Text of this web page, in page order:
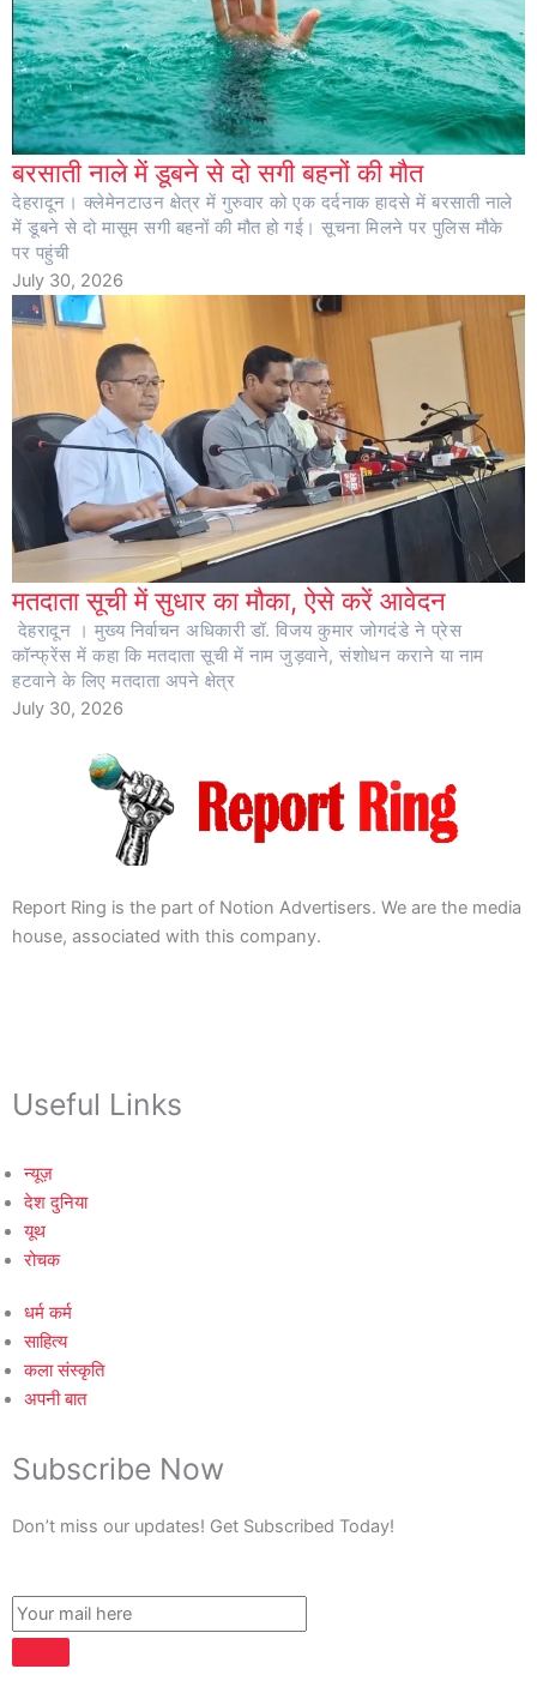
बरसाती नाले में डूबने से दो सगी बहनों की मौत
देहरादून। क्लेमेनटाउन क्षेत्र में गुरुवार को एक दर्दनाक हादसे में बरसाती नाले
में डूबने से दो मासूम सगी बहनों की मौत हो गई। सूचना मिलने पर पुलिस मौके
पर पहुंची
July 30, 2026
मतदाता सूची में सुधार का मौका, ऐसे करें आवेदन
देहरादून । मुख्य निर्वाचन अधिकारी डॉ. विजय कुमार जोगदंडे ने प्रेस
कॉन्फ्रेंस में कहा कि मतदाता सूची में नाम जुड़वाने, संशोधन कराने या नाम
हटवाने के लिए मतदाता अपने क्षेत्र
July 30, 2026
Report Ring is the part of Notion Advertisers. We are the media
house, associated with this company.
Useful Links
न्यूज़
देश दुनिया
यूथ
रोचक
धर्म कर्म
साहित्य
कला संस्कृति
अपनी बात
Subscribe Now
Don’t miss our updates! Get Subscribed Today!